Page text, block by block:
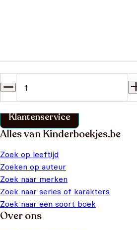
Vind binnen no-time antwoord op je
klantenservice pagina.
Klantenservice
Alles van Kinderboekjes.be
Zoek op leeftijd
Zoeken op auteur
Zoek naar merken
Zoek naar series of karakters
Zoek naar een soort boek
Over ons